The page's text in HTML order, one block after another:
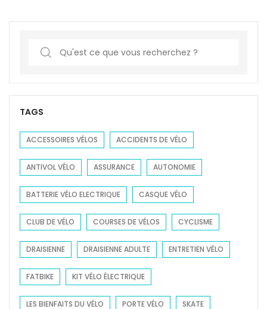
r
c
f
r
:
TAGS
ACCESSOIRES VÉLOS ACCIDENTS DE VÉLO
ANTIVOL VÉLO ASSURANCE AUTONOMIE
BATTERIE VÉLO ELECTRIQUE CASQUE VÉLO
CLUB DE VÉLO COURSES DE VÉLOS CYCLISME
DRAISIENNE DRAISIENNE ADULTE ENTRETIEN VÉLO
FATBIKE KIT VÉLO ÉLECTRIQUE
LES BIENFAITS DU VÉLO PORTE VÉLO SKATE